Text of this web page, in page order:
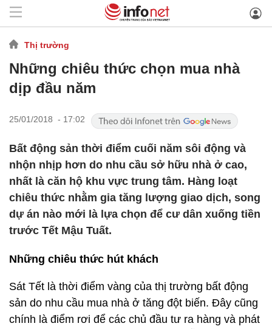
Thị trường
Những chiêu thức chọn mua nhà
dịp đầu năm
25/01/2018 - 17:02
Bất động sản thời điểm cuối năm sôi động và
nhộn nhịp hơn do nhu cầu sở hữu nhà ở cao,
nhất là căn hộ khu vực trung tâm. Hàng loạt
chiêu thức nhằm gia tăng lượng giao dịch, song
dự án nào mới là lựa chọn để cư dân xuống tiền
trước Tết Mậu Tuất.
Những chiêu thức hút khách
Sát Tết là thời điểm vàng của thị trường bất động
sản do nhu cầu mua nhà ở tăng đột biến. Đây cũng
chính là điểm rơi để các chủ đầu tư ra hàng và phát